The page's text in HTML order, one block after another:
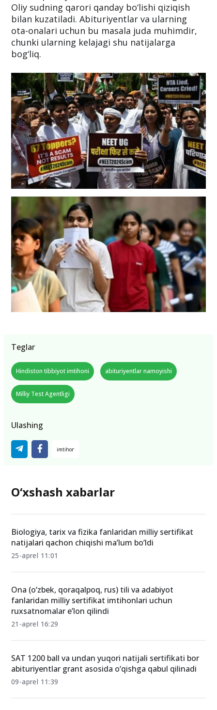
Oliy sudning qarori qanday bo‘lishi qiziqish
bilan kuzatiladi. Abituriyentlar va ularning
ota-onalari uchun bu masala juda muhimdir,
chunki ularning kelajagi shu natijalarga
bog‘liq.
Teglar
Hindiston tibbiyot imtihoni abituriyentlar namoyishi
Milliy Test Agentligi
Ulashing
O‘xshash xabarlar
Biologiya, tarix va fizika fanlaridan milliy sertifikat
natijalari qachon chiqishi ma’lum bo‘ldi
25-aprel 11:01
Ona (o‘zbek, qoraqalpoq, rus) tili va adabiyot
fanlaridan milliy sertifikat imtihonlari uchun
ruxsatnomalar e’lon qilindi
21-aprel 16:29
SAT 1200 ball va undan yuqori natijali sertifikati bor
abituriyentlar grant asosida o‘qishga qabul qilinadi
09-aprel 11:39